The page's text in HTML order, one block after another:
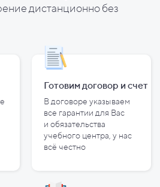
дистанционно без
Готовим договор и счет
В договоре указываем
все гарантии для Вас
и обязательства
учебного центра, у нас
всё честно